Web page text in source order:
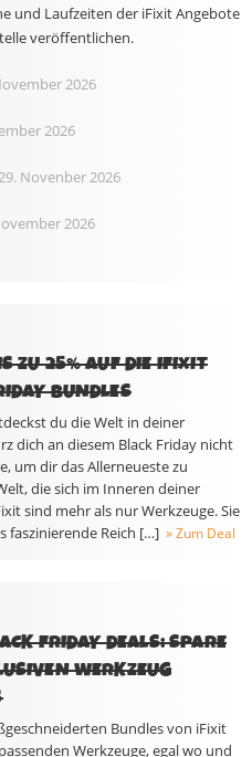
und Laufzeiten der iFixit Angebote
veröffentlichen.
2026
2026
Novenber 2026
2026
ZU 25% AUF DIE IFIXIT
BUNDLES
du die Welt in deiner
dich an diesem Black Friday nicht
um dir das Allerneueste zu
die sich im Inneren deiner
sind mehr als nur Werkzeuge. Sie
faszinierende Reich […] » Zum Deal
FRIDAY DEALS: SPARE
WERKZEUG
Bundles von iFixit
Werkzeuge, egal wo und